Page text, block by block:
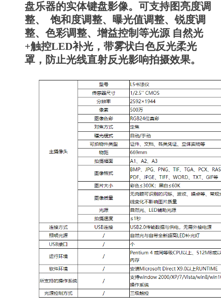
盘乐器的实体键盘影像。可支持图亮度调
整、 饱和度调整、曝光值调整、锐度调
整、色彩调整、增益控制等光源 自然光
+触控LED补光，带雾状白色反光柔光
罩，防止光线直射反光影响拍摄效果。